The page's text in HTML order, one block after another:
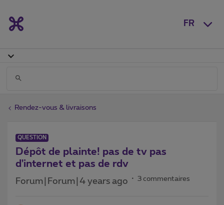
FR
Rendez-vous & livraisons
QUESTION
Dépôt de plainte! pas de tv pas
d'internet et pas de rdv
Forum|Forum|4 years ago 3 commentaires